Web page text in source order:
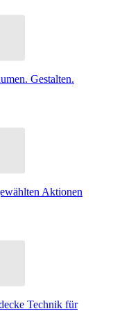
Gestalten.
Aktionen
Technik für